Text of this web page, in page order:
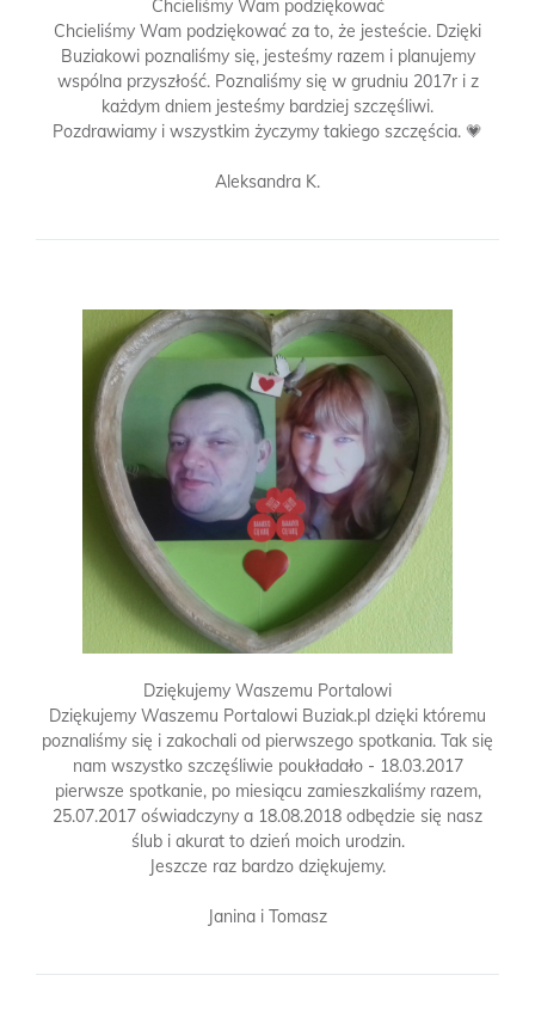
Chcieliśmy Wam podziękować
Chcieliśmy Wam podziękować za to, że jesteście. Dzięki
Buziakowi poznaliśmy się, jesteśmy razem i planujemy
wspólna przyszłość. Poznaliśmy się w grudniu 2017r i z
każdym dniem jesteśmy bardziej szczęśliwi.
Pozdrawiamy i wszystkim życzymy takiego szczęścia. 💗
Aleksandra K.
Dziękujemy Waszemu Portalowi
Dziękujemy Waszemu Portalowi Buziak.pl dzięki któremu
poznaliśmy się i zakochali od pierwszego spotkania. Tak się
nam wszystko szczęśliwie poukładało - 18.03.2017
pierwsze spotkanie, po miesiącu zamieszkaliśmy razem,
25.07.2017 oświadczyny a 18.08.2018 odbędzie się nasz
ślub i akurat to dzień moich urodzin.
Jeszcze raz bardzo dziękujemy.
Janina i Tomasz